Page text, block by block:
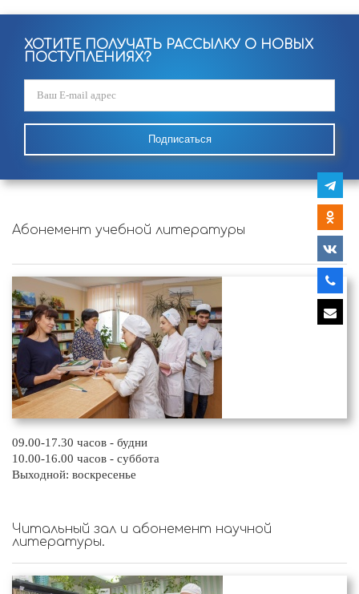
ХОТИТЕ ПОЛУЧАТЬ РАССЫЛКУ О НОВЫХ
ПОСТУПЛЕНИЯХ?
Подписаться
Абонемент учебной литературы
09.00-17.30 часов - будни
10.00-16.00 часов - суббота
Выходной: воскресенье
Читальный зал и абонемент научной
литературы.